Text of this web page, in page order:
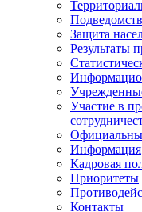
Защита
Результаты
Участие в
Информация
Кадровая
Приоритеты
Контакты